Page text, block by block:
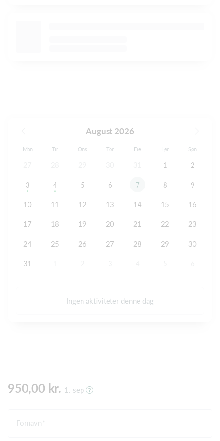
August 2026
Man Tir Ons Tor Fre Lør Søn
1 2
3 4 5 6 7 8 9
10 11 12 13 14 15 16
17 18 19 20 21 22 23
24 25 26 27 28 29 30
31
Ingen aktiviteter denne dag
950,00 kr. 1. sep
Fornavn